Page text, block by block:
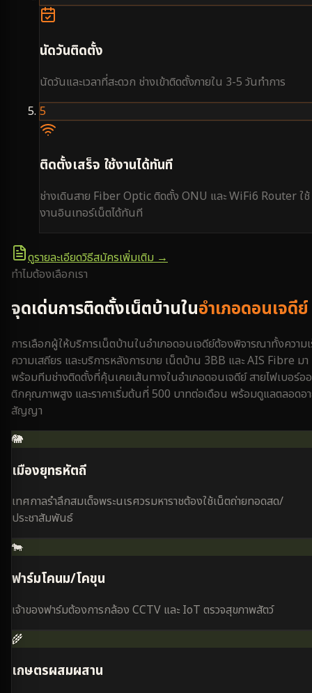
นัดวันติดตั้ง
นัดวันและเวลาที่สะดวก ช่างเข้าติดตั้งภายใน 3-5 วันทำการ
5
ติดตั้งเสร็จ ใช้งานได้ทันที
ช่างเดินสาย Fiber Optic ติดตั้ง ONU และ WiFi6 Router ใช้
งานอินเทอร์เน็ตได้ทันที
ดูรายละเอียดวิธีสมัครเพิ่มเติม →
ทำไมต้องเลือกเรา
จุดเด่นการติดตั้งเน็ตบ้านในอำเภอดอนเจดีย์
การเลือกผู้ให้บริการเน็ตบ้านในอำเภอดอนเจดีย์ต้องพิจารณาทั้งความ
ความเสถียร และบริการหลังการขาย เน็ตบ้าน 3BB และ AIS Fibre มา
พร้อมทีมช่างติดตั้งที่คุ้นเคยเส้นทางในอำเภอดอนเจดีย์สายไฟเบอร์อ
ติกคุณภาพสูง และราคาเริ่มต้นที่ 500 บาทต่อเดือน พร้อมดูแลตลอดอ
สัญญา
🐘
เมืองยุทธหัตถี
เทศกาลรำลึกสมเด็จพระนเรศวรมหาราชต้องใช้เน็ตถ่ายทอดสด/
ประชาสัมพันธ์
🐄
ฟาร์มโคนม/โคขุน
เจ้าของฟาร์มต้องการกล้อง CCTV และ IoT ตรวจสุขภาพสัตว์
🌾
เกษตรผสมผสาน